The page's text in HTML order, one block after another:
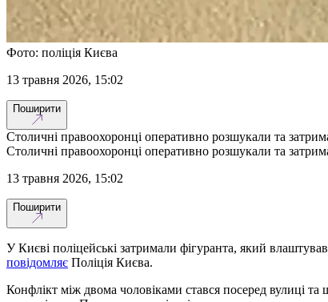
Фото: поліція Києва
13 травня 2026, 15:02
Поширити
Столичні правоохоронці оперативно розшукали та
Столичні правоохоронці оперативно розшукали та
13 травня 2026, 15:02
Поширити
У Києві поліцейські затримали фігуранта, який
повідомляє Поліція Києва.
Конфлікт між двома чоловіками стався посеред вулиці та